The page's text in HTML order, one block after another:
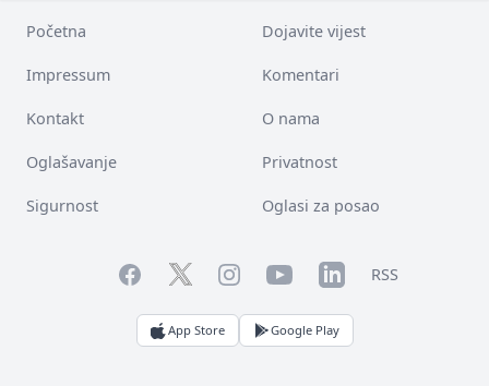
Početna Dojavite vijest
Impressum Komentari
Kontakt O nama
Oglašavanje Privatnost
Sigurnost Oglasi za posao
FacebookTwitterInstagramYouTubeLinkedInRSS
App Store Google Play